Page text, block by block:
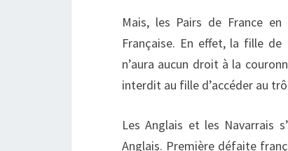
Mais, les Pairs de France
Française. En effet, la fille
n’aura aucun droit à la
interdit au fille d’accéder au
Les Anglais et les Navarrais
Anglais. Première défaite